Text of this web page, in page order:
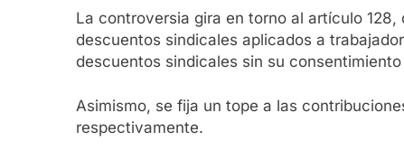
La controversia gira en torno al artículo
descuentos sindicales aplicados a
descuentos sindicales sin su
Asimismo, se fija un tope a las
respectivamente.